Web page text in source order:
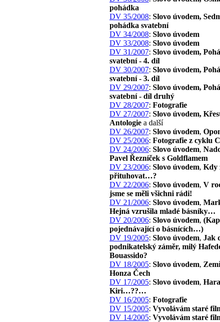
pohádka
DV 35/2008: Slovo úvodem,
pohádka svatební
DV 34/2008: Slovo úvodem
DV 33/2008: Slovo úvodem
DV 31/2007: Slovo úvodem,
svatební - 4. díl
DV 30/2007: Slovo úvodem,
svatební - 3. díl
DV 29/2007: Slovo úvodem,
svatební - díl druhý
DV 28/2007: Fotografie
DV 27/2007: Slovo úvodem,
Antologie a další
DV 26/2007: Slovo úvodem,
DV 25/2006: Fotografie z cyklu
DV 24/2006: Slovo úvodem,
Pavel Řezníček s Goldflamem
DV 23/2006: Slovo úvodem, Kdy
přituhovat…?
DV 22/2006: Slovo úvodem, V
jsme se měli všichni rádi!
DV 21/2006: Slovo úvodem,
Hejná vzrušila mladé básníky…
DV 20/2006: Slovo úvodem,
pojednávající o básnících…)
DV 19/2005: Slovo úvodem, Jak
podnikatelský záměr, milý
Bouassido?
DV 18/2005: Slovo úvodem,
Honza Čech
DV 17/2005: Slovo úvodem, Hara
Kiri…??…
DV 16/2005: Fotografie
DV 15/2005: Vyvolávám staré
DV 14/2005: Vyvolávám staré